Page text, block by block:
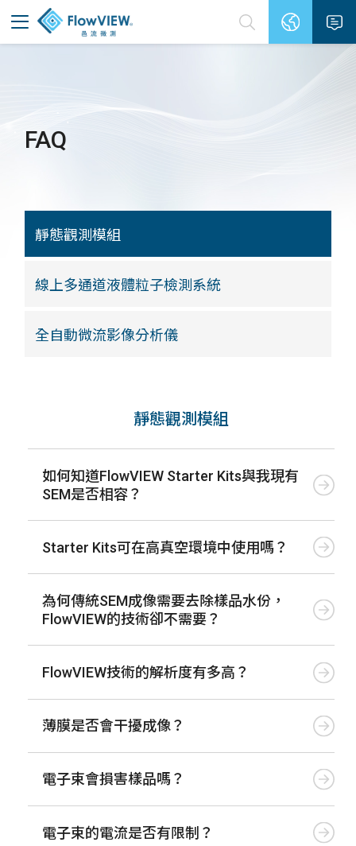
FAQ
靜態觀測模組
線上多通道液體粒子檢測系統
全自動微流影像分析儀
靜態觀測模組
如何知道FlowVIEW Starter Kits與我現有
SEM是否相容？
Starter Kits可在高真空環境中使用嗎？
為何傳統SEM成像需要去除樣品水份，
FlowVIEW的技術卻不需要？
FlowVIEW技術的解析度有多高？
薄膜是否會干擾成像？
電子束會損害樣品嗎？
電子束的電流是否有限制？